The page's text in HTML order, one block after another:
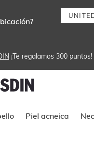
¡Te regalamos 300 puntos!
Instrucciones de
Piel acneica